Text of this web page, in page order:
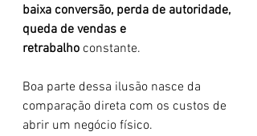
baixa conversão, perda de autoridade,
queda de vendas e
retrabalho constante.
Boa parte dessa ilusão nasce da
comparação direta com os custos de
abrir um negócio físico.